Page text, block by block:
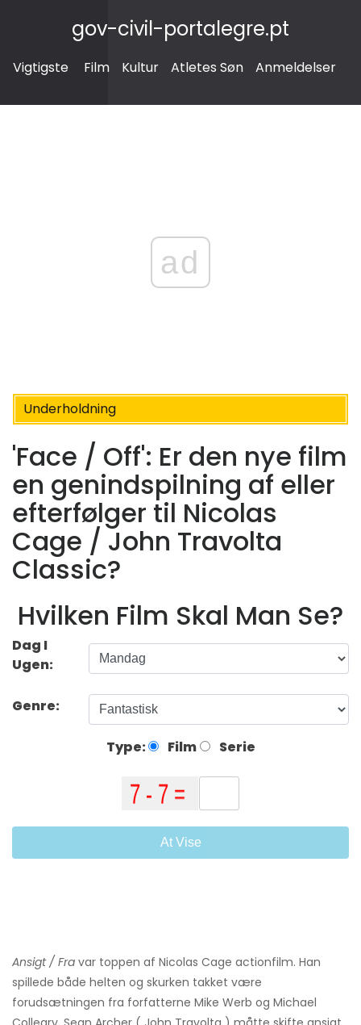
gov-civil-portalegre.pt
Vigtigste Film Kultur Atletes Søn Anmeldelser
ad
Underholdning
'Face / Off': Er den nye film
en genindspilning af eller
efterfølger til Nicolas
Cage / John Travolta
Classic?
Hvilken Film Skal Man Se?
Dag I
Ugen:
Genre:
Type: Film Serie
At Vise
Ansigt / Fra var toppen af ​​Nicolas Cage actionfilm. Han
spillede både helten og skurken takket være
forudsætningen fra forfatterne Mike Werb og Michael